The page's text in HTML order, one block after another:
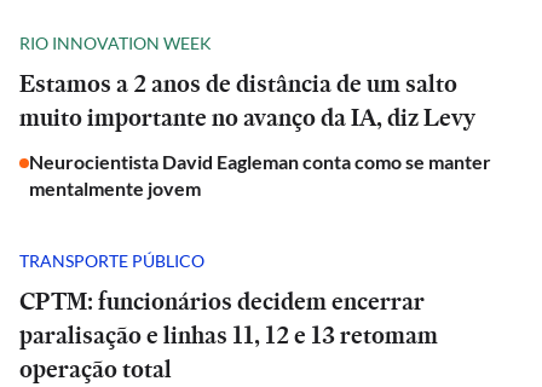
RIO INNOVATION WEEK
Estamos a 2 anos de distância de um salto
muito importante no avanço da IA, diz Levy
Neurocientista David Eagleman conta como se manter
mentalmente jovem
TRANSPORTE PÚBLICO
CPTM: funcionários decidem encerrar
paralisação e linhas 11, 12 e 13 retomam
operação total